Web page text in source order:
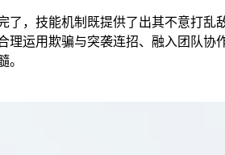
了，技能机制既提供了出其不意打乱
运用欺骗与突袭连招、融入团队协